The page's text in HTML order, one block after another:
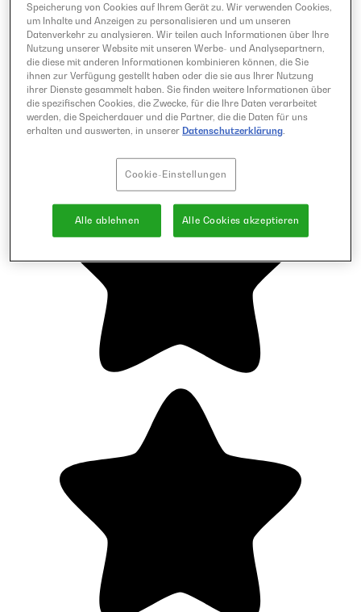
Speicherung von Cookies auf Ihrem Gerät zu. Wir verwenden Cookies,
um Inhalte und Anzeigen zu personalisieren und um unseren
Datenverkehr zu analysieren. Wir teilen auch Informationen über Ihre
Nutzung unserer Website mit unseren Werbe- und Analysepartnern,
die diese mit anderen Informationen kombinieren können, die Sie
ihnen zur Verfügung gestellt haben oder die sie aus Ihrer Nutzung
ihrer Dienste gesammelt haben. Sie finden weitere Informationen über
die spezifischen Cookies, die Zwecke, für die Ihre Daten verarbeitet
werden, die Speicherdauer und die Partner, die die Daten für uns
erhalten und auswerten, in unserer Datenschutzerklärung
Cookie-Einstellungen
Alle ablehnen Alle Cookies akzeptieren